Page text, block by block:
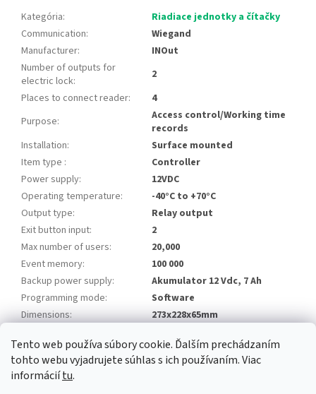
Tento web používa súbory cookie. Ďalším prechádzaním
tohto webu vyjadrujete súhlas s ich používaním. Viac
informáciítu.
Kategória:
Riadiace jednotky a čítačky
Communication:
Wiegand
Manufacturer:
INOut
Number of outputs for
electric lock:
2
Places to connect reader:
4
Purpose:
Access control/Working time
records
Installation:
Surface mounted
Item type :
Controller
Power supply:
12VDC
Operating temperature:
-40°C to +70°C
Output type:
Relay output
Exit button input:
2
Max number of users:
20,000
Event memory:
100 000
Backup power supply:
Akumulator 12 Vdc, 7 Ah
Programming mode:
Software
Dimensions: 273x228x65mm
Newsletter